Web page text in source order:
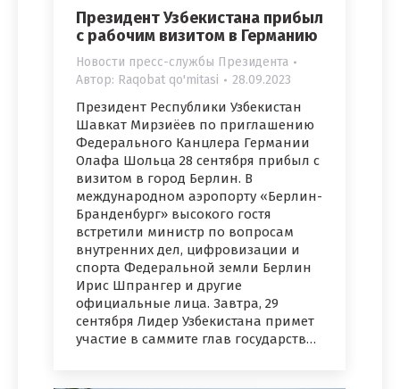
Президент Узбекистана прибыл
с рабочим визитом в Германию
Новости пресс-службы Президента
Автор: Raqobat qo'mitasi 28.09.2023
Президент Республики Узбекистан
Шавкат Мирзиёев по приглашению
Федерального Канцлера Германии
Олафа Шольца 28 сентября прибыл с
визитом в город Берлин. В
международном аэропорту «Берлин-
Бранденбург» высокого гостя
встретили министр по вопросам
внутренних дел, цифровизации и
спорта Федеральной земли Берлин
Ирис Шпрангер и другие
официальные лица. Завтра, 29
сентября Лидер Узбекистана примет
участие в саммите глав государств…